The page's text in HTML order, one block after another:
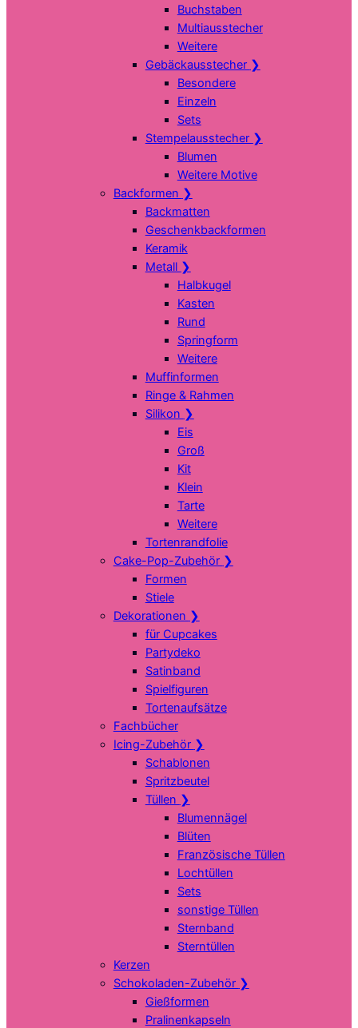
Buchstaben
Multiausstecher
Weitere
Gebäckausstecher ❯
Besondere
Einzeln
Sets
Stempelausstecher ❯
Blumen
Weitere Motive
Backformen ❯
Backmatten
Geschenkbackformen
Keramik
Metall ❯
Halbkugel
Kasten
Rund
Springform
Weitere
Muffinformen
Ringe & Rahmen
Silikon ❯
Eis
Groß
Kit
Klein
Tarte
Weitere
Tortenrandfolie
Cake-Pop-Zubehör ❯
Formen
Stiele
Dekorationen ❯
für Cupcakes
Partydeko
Satinband
Spielfiguren
Tortenaufsätze
Fachbücher
Icing-Zubehör ❯
Schablonen
Spritzbeutel
Tüllen ❯
Blumennägel
Blüten
Französische Tüllen
Lochtüllen
Sets
sonstige Tüllen
Sternband
Sterntüllen
Kerzen
Schokoladen-Zubehör ❯
Gießformen
Pralinenkapseln